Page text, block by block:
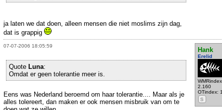
ja laten we dat doen, alleen mensen die niet moslims zijn dag,
dat is grappig
07-07-2006 18:05:59
Hank
Erelid
2.160
OTindex:
S
Quote Luna:
Omdat er geen tolerantie meer is.
Eens was Nederland beroemd om haar tolerantie.... Maar als je
alles tolereert, dan maken er ook mensen misbruik van om te